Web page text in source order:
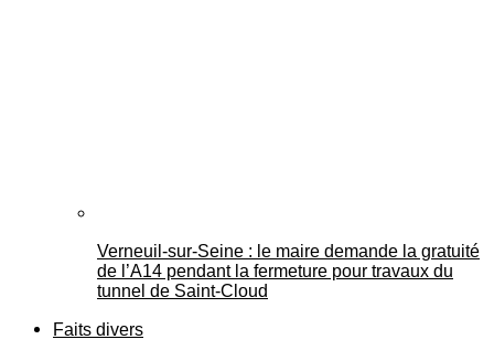
Verneuil-sur-Seine : le maire demande la gratuité
de l’A14 pendant la fermeture pour travaux du
tunnel de Saint-Cloud
Faits divers